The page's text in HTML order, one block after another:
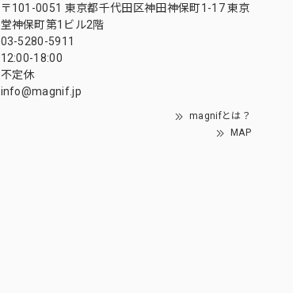
〒101-0051 東京都千代田区神田神保町1-17 東京
堂神保町第1ビル2階
03-5280-5911
12:00-18:00
不定休
info@magnif.jp
magnifとは？
MAP